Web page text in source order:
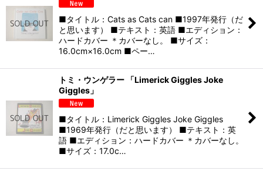
■タイトル：Cats as Cats can ■1997年発行（だ
と思います） ■テキスト：英語 ■エディション：
ハードカバー ＊カバーなし。 ■サイズ：
16.0cm×16.0cm ■ペー…
トミ・ウンゲラー 「Limerick Giggles Joke
Giggles」
■タイトル：Limerick Giggles Joke Giggles
■1969年発行（だと思います） ■テキスト：英
語 ■エディション：ハードカバー ＊カバーなし。
■サイズ：17.0c…